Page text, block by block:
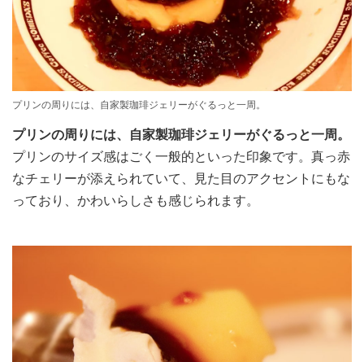
プリンの周りには、自家製珈琲ジェリーがぐるっと一周。
プリンの周りには、自家製珈琲ジェリーがぐるっと一周。
プリンのサイズ感はごく一般的といった印象です。真っ赤
なチェリーが添えられていて、見た目のアクセントにもな
っており、かわいらしさも感じられます。